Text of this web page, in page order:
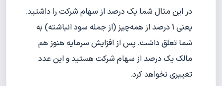
در این مثال شما یک درصد از سهام شرکت را داشتید.
یعنی 1 درصد از همه‌چیز (از جمله سود انباشته) به
شما تعلق داشت. پس از افزایش سرمایه هنوز هم
مالک یک درصد از سهام شرکت هستید و این عدد
تغییری نخواهد کرد.